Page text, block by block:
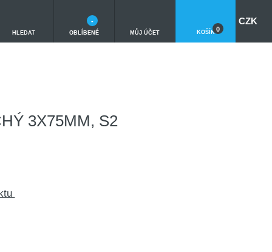
HLEDAT OBLÍBENÉ
-
MŮJ ÚČET KOŠÍK 0
CZK
3X75MM, S2